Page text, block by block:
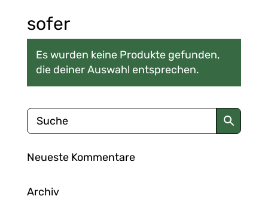
sofer
Es wurden keine Produkte gefunden,
die deiner Auswahl entsprechen.
Neueste Kommentare
Archiv